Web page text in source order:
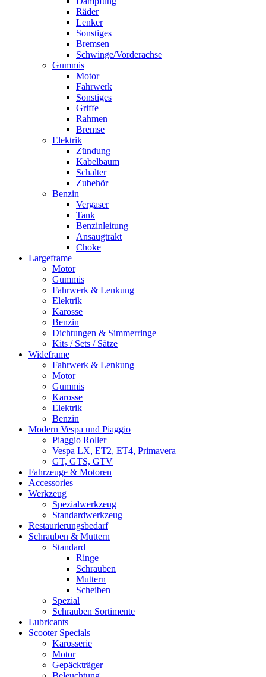
Räder
Lenker
Sonstiges
Bremsen
Schwinge/Vorderachse
Gummis
Motor
Fahrwerk
Sonstiges
Griffe
Rahmen
Bremse
Elektrik
Zündung
Kabelbaum
Schalter
Zubehör
Benzin
Vergaser
Tank
Benzinleitung
Ansaugtrakt
Choke
Largeframe
Motor
Gummis
Fahrwerk & Lenkung
Elektrik
Karosse
Benzin
Dichtungen & Simmerringe
Kits / Sets / Sätze
Wideframe
Fahrwerk & Lenkung
Motor
Gummis
Karosse
Elektrik
Benzin
Modern Vespa und Piaggio
Piaggio Roller
Vespa LX, ET2, ET4, Primavera
GT, GTS, GTV
Fahrzeuge & Motoren
Accessories
Werkzeug
Spezialwerkzeug
Standardwerkzeug
Restaurierungsbedarf
Schrauben & Muttern
Standard
Ringe
Schrauben
Muttern
Scheiben
Spezial
Schrauben Sortimente
Lubricants
Scooter Specials
Karosserie
Motor
Gepäckträger